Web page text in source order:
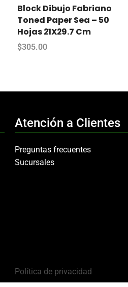
Block Dibujo Fabriano
Toned Paper Sea – 50
Hojas 21X29.7 Cm
$305.00
Atención a Clientes
Preguntas frecuentes
Sucursales
Política de privacidad